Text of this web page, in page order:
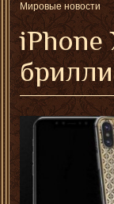
Мировые новости
iPhone